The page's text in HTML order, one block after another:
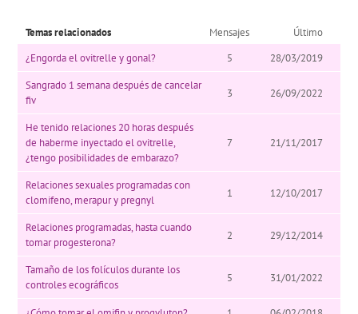
Temas relacionados Mensajes
Último
¿Engorda el ovitrelle y gonal?
5
28/03/2019
Sangrado 1 semana después de cancelar
fiv
3 26/09/2022
He tenido relaciones 20 horas después
de haberme inyectado el ovitrelle,
¿tengo posibilidades de embarazo?
7 21/11/2017
Relaciones sexuales programadas con
clomifeno, merapur y pregnyl
1 12/10/2017
Relaciones programadas, hasta cuando
tomar progesterona?
2 29/12/2014
Tamaño de los folículos durante los
controles ecográficos
5 31/01/2022